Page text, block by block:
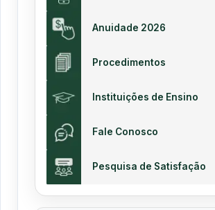
Anuidade 2026
Procedimentos
Instituições de Ensino
Fale Conosco
Pesquisa de Satisfação